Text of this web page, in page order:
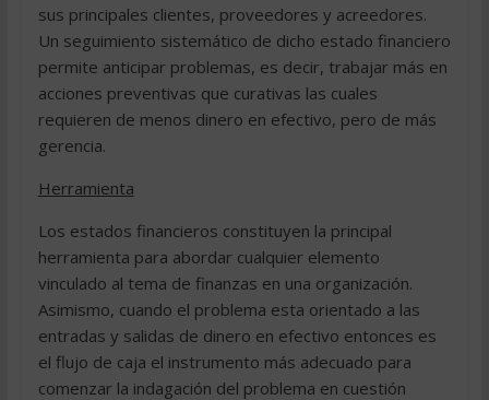
sus principales clientes, proveedores y acreedores.
Un seguimiento sistemático de dicho estado financiero
permite anticipar problemas, es decir, trabajar más en
acciones preventivas que curativas las cuales
requieren de menos dinero en efectivo, pero de más
gerencia.
Herramienta
Los estados financieros constituyen la principal
herramienta para abordar cualquier elemento
vinculado al tema de finanzas en una organización.
Asimismo, cuando el problema esta orientado a las
entradas y salidas de dinero en efectivo entonces es
el flujo de caja el instrumento más adecuado para
comenzar la indagación del problema en cuestión